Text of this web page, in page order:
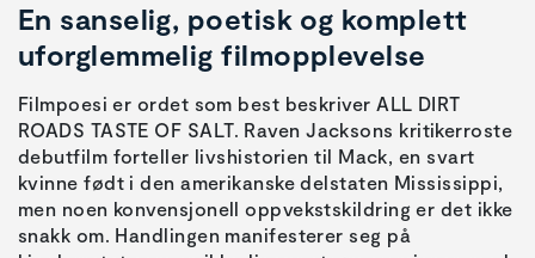
En sanselig, poetisk og komplett
uforglemmelig filmopplevelse
Filmpoesi er ordet som best beskriver ALL DIRT
ROADS TASTE OF SALT. Raven Jacksons kritikerroste
debutfilm forteller livshistorien til Mack, en svart
kvinne født i den amerikanske delstaten Mississippi,
men noen konvensjonell oppvekstskildring er det ikke
snakk om. Handlingen manifesterer seg på